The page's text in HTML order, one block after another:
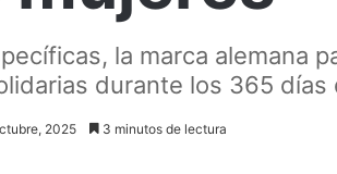
la marca alemana
durante los 365 días
2025 3 minutos de lectura